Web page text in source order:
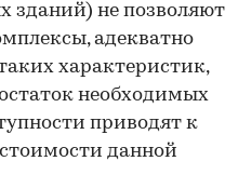
зданий) не позволяют
адекватно
характеристик,
необходимых
приводят к
данной